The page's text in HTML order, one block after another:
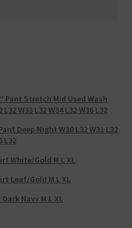
Pant Stretch Mid Used Wash
L32 W33 L32 W34 L32 W36 L32
Deep Night W30 L32 W31 L32
L32
White/Gold M L XL
Leaf/Gold M L XL
Navy M L XL